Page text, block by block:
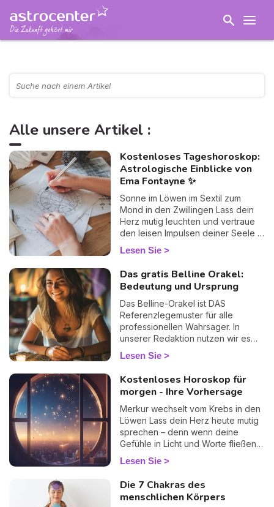
Alle unsere Artikel :
Kostenloses Tageshoroskop:
Astrologische Einblicke von
Ema Fontayne ✨
Sonne im Löwen im Sextil zum
Mond in den Zwillingen Lass dein
Herz mutig leuchten und vertraue
den leisen Impulsen deiner Seele –
heute finden Gefühl und Geist
spielerisch zueinander.
Lesen Sie
Das gratis Belline Orakel:
Bedeutung und Ursprung
Das Belline-Orakel ist DAS
Referenzlegemuster für alle
professionellen Wahrsager. In
unserer Redaktion nutzen wir es
regelmäßig im privaten Rahmen...
und wir werden seiner nie
überdrüssig. Warum? Weil seine
Präzision schlichtweg verblüffend
ist. Durchleben Sie eine Phase des
Zweifels? Eine Frage, die Sie Tag
und Nacht beschäftigt? Spüren Sie,
dass sich etwas in Ihrem Leben
abspielt, ohne es in Worte fassen
Ihnen antworten, ohne Umschweife,
manchmal beunruhigenden
Genauigkeit. Wankende Liebe,
Lesen Sie
Kostenloses Horoskop für
morgen - Ihre Vorhersage
Merkur wechselt vom Krebs in den
Löwen Lass dein Herz heute mutig
sprechen – denn wenn deine
Gefühle in Licht und Worte fließen,
wird deine innere Wahrheit zur
kraftvollen spirituellen Führung.
Lesen Sie
Die 7 Chakras des
menschlichen Körpers